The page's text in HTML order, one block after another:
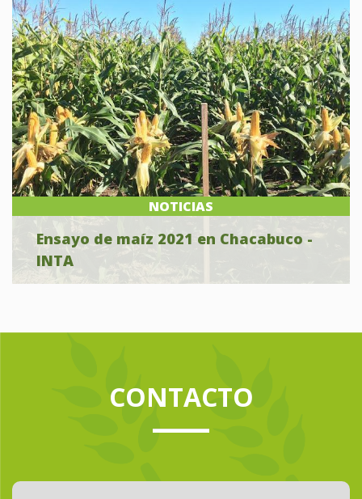
NOTICIAS
Ensayo de maíz 2021 en Chacabuco -
INTA
CONTACTO